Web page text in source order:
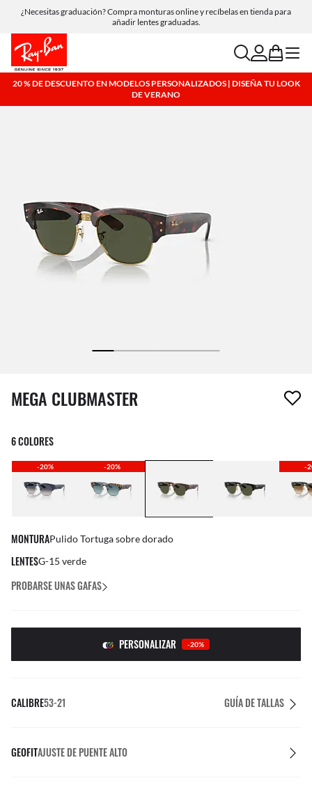
¿Necesitas graduación? Compra monturas online y recíbelas en tienda para
añadir lentes graduadas.
Compra online y recoge en tienda de forma gratuita.
searchaccount
bag menu
20 % DE DESCUENTO EN MODELOS PERSONALIZADOS | DISEÑA TU LOOK
DE VERANO
1 artículo ha sido eliminado a tu lista de deseos
MEGA CLUBMASTER
6 COLORES
-20% -20% -
MONTURAPulido Tortuga sobre dorado
LENTESG-15 verde
PROBARSE UNAS GAFAS
PERSONALIZAR -20%
CALIBRE53-21 GUÍA DE TALLAS
GEOFITAJUSTE DE PUENTE ALTO